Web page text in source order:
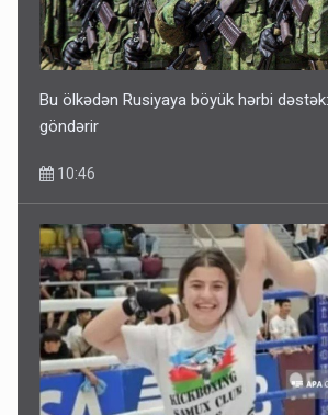
Bu ölkədən Rusiyaya böyük hərbi
göndərir
10:46